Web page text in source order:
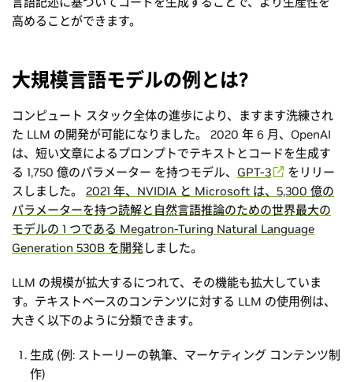
高めることができます。
大規模言語モデルの例とは?
コンピュート スタック全体の進歩により、ますます洗練され
た LLM の開発が可能になりました。 2020 年 6 月、OpenAI
は、短い文章によるプロンプトでテキストとコードを生成す
る 1,750 億のパラメーター を持つモデル、 GPT-3
をリリー
スしました。 2021 年、NVIDIA と Microsoft は、5,300 億の
パラメーターを持つ読解と自然言語推論のための世界最大の
モデルの 1 つである Megatron-Turing Natural Language
Generation 530B を開発しました。
LLM の規模が拡大するにつれて、その機能も拡大していま
す。テキストベースのコンテンツに対する LLM の使用例は、
大きく以下のように分類できます。
生成 (例: ストーリーの執筆、マーケティング コンテンツ制
作)